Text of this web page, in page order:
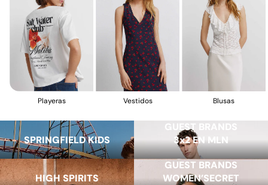
Playeras Vestidos Blusas
SPRINGFIELD KIDS
GUEST BRANDS
3x2 EN MLN
HIGH SPIRITS
GUEST BRANDS
WOMEN’SECRET